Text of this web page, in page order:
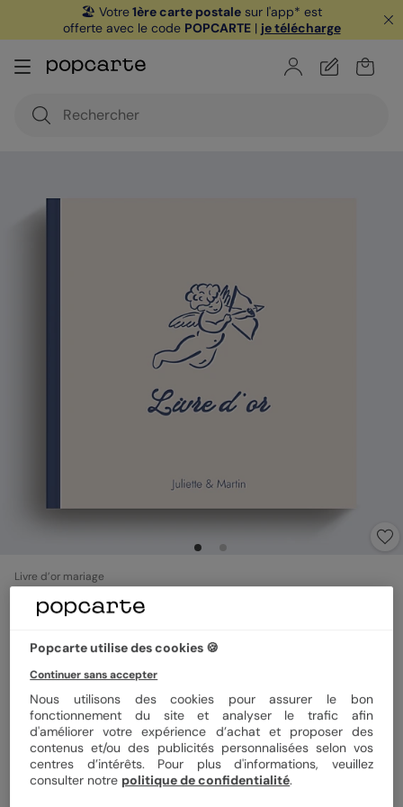
🏖️ Votre1ère carte postale sur l'app* est
offerte avec le code POPCARTE| je télécharge
Livre d’or mariage
Notre histoire à la main
Format
Quantité 1 livre d'or
Popcarte utilise des cookies 🍪
Continuer sans accepter
Nous utilisons des cookies pour assurer le bon
fonctionnement du site et analyser le trafic afin
d'améliorer votre expérience d’achat et proposer des
contenus et/ou des publicités personnalisées selon vos
centres d’intérêts. Pour plus d'informations, veuillez
consulter notre politique de confidentialité.